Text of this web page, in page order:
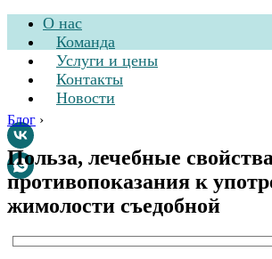
О нас
Команда
Услуги и цены
Контакты
Новости
Стоматологическая
клиника
Блог ›
Польза, лечебные
противопоказания к
жимолости съедобной